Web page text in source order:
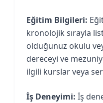
Eğitim Bilgileri:
kronolojik sırayla
olduğunuz okulu
dereceyi ve
ilgili kurslar veya
İş Deneyimi: İş